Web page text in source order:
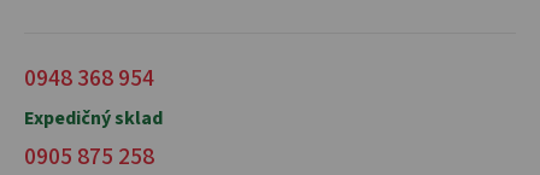
0948 368 954
Expedičný sklad
0905 875 258